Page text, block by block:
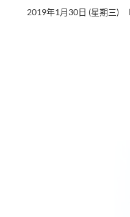
2019年1月30日 (星期三)